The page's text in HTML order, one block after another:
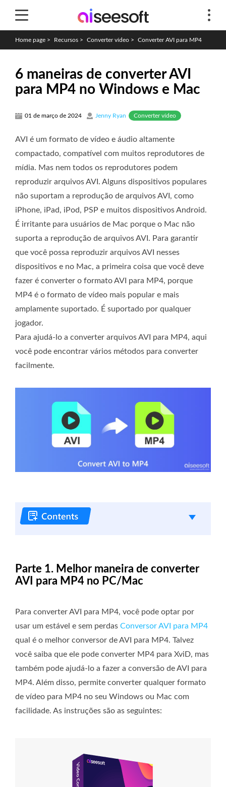
Home page > Recursos > Converter vídeo > Converter AVI para MP4
6 maneiras de converter AVI
para MP4 no Windows e Mac
01 de março de 2024 Jenny Ryan Converter vídeo
AVI é um formato de vídeo e áudio altamente
compactado, compatível com muitos reprodutores de
mídia. Mas nem todos os reprodutores podem
reproduzir arquivos AVI. Alguns dispositivos populares
não suportam a reprodução de arquivos AVI, como
iPhone, iPad, iPod, PSP e muitos dispositivos Android.
É irritante para usuários de Mac porque o Mac não
suporta a reprodução de arquivos AVI. Para garantir
que você possa reproduzir arquivos AVI nesses
dispositivos e no Mac, a primeira coisa que você deve
fazer é converter o formato AVI para MP4, porque
MP4 é o formato de vídeo mais popular e mais
amplamente suportado. É suportado por qualquer
jogador.
Para ajudá-lo a converter arquivos AVI para MP4, aqui
você pode encontrar vários métodos para converter
facilmente.
Parte 1. Melhor maneira de converter
AVI para MP4 no PC/Mac
Para converter AVI para MP4, você pode optar por
usar um estável e sem perdas Conversor AVI para MP4
qual é o melhor conversor de AVI para MP4. Talvez
você saiba que ele pode converter MP4 para XviD, mas
também pode ajudá-lo a fazer a conversão de AVI para
MP4. Além disso, permite converter qualquer formato
de vídeo para MP4 no seu Windows ou Mac com
facilidade. As instruções são as seguintes: